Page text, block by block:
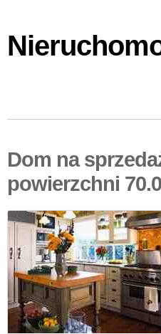
Dom na
powierzchni